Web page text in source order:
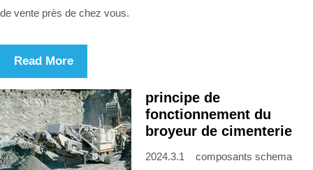
de vente près de chez vous.
Read More
principe de
fonctionnement du
broyeur de cimenterie
2024.3.1 composants schema